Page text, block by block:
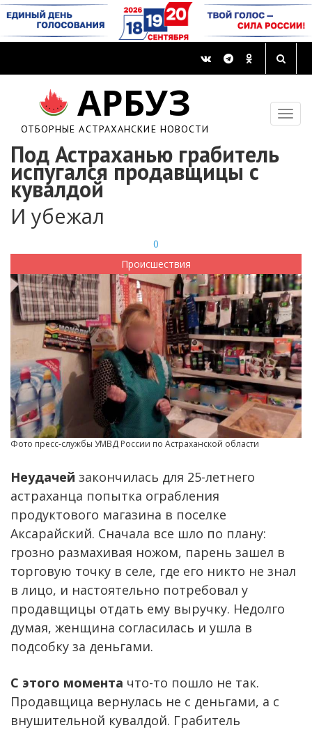
АРБУЗ
ОТБОРНЫЕ АСТРАХАНСКИЕ НОВОСТИ
Под Астраханью грабитель
испугался продавщицы с
кувалдой
И убежал
0
Происшествия
Фото пресс-службы УМВД России по Астраханской области
Неудачей закончилась для 25-летнего
астраханца попытка ограбления
продуктового магазина в поселке
Аксарайский. Сначала все шло по плану:
грозно размахивая ножом, парень зашел в
торговую точку в селе, где его никто не знал
в лицо, и настоятельно потребовал у
продавщицы отдать ему выручку. Недолго
думая, женщина согласилась и ушла в
подсобку за деньгами.
С этого момента что-то пошло не так.
Продавщица вернулась не с деньгами, а с
внушительной кувалдой. Грабитель